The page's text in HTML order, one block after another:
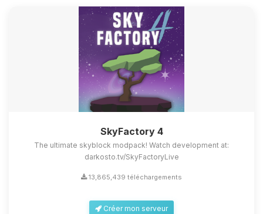
SkyFactory 4
The ultimate skyblock modpack! Watch development at:
darkosto.tv/SkyFactoryLive
13,865,439 téléchargements
Créer mon serveur